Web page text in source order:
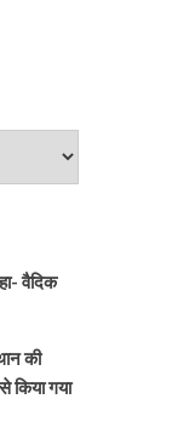
वैदिक
की
किया गया